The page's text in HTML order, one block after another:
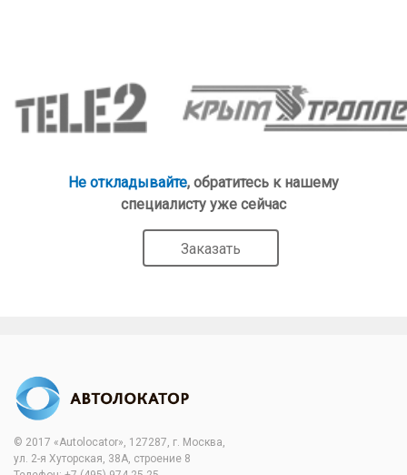
Не откладывайте, обратитесь к нашему
специалисту уже сейчас
Заказать
© 2017 «Autolocator», 127287, г. Москва,
ул. 2-я Хуторская, 38А, строение 8